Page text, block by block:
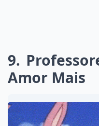
9
Amor Mais